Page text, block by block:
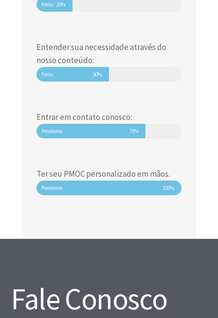
Feito 25%
Entender sua necessidade através do
nosso conteúdo:
Feito 50%
Entrar em contato conosco:
Pendente 75%
Ter seu PMOC personalizado em mãos.
Pendente 100%
Fale Conosco